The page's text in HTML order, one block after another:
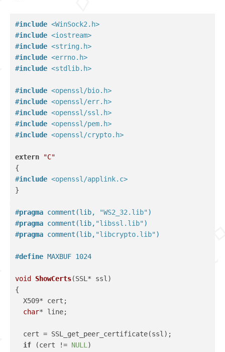
#include <WinSock2.h>
#include <iostream>
#include <string.h>
#include <errno.h>
#include <stdlib.h>
#include <openssl/bio.h>
#include <openssl/err.h>
#include <openssl/ssl.h>
#include <openssl/pem.h>
#include <openssl/crypto.h>
extern
"C"
{
#include <openssl/applink.c>
}
#pragma comment(lib, "WS2_32.lib")
#pragma comment(lib, "libssl.lib")
#pragma comment(lib, "libcrypto.lib")
#define MAXBUF 1024
void ShowCerts(SSL* ssl)
{
  X509* cert;
char* line;
  cert = SSL_get_peer_certificate(ssl);
if (cert != NULL )